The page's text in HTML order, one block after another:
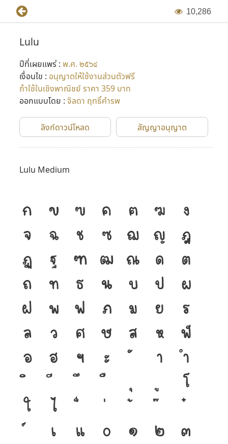
10,286
Lulu
ปีที่เผยแพร่ : พ.ศ. ๒๕๖๔
เงื่อนไข : อนุญาตให้ใช้งานส่วนตัวฟรี
ถ้าใช้ในเชิงพาณิชย์ ราคา 359 บาท
ออกแบบโดย : จิลดา ฤทธิ์คำรพ
ลิงก์ดาวน์โหลด สัญญาอนุญาต
Lulu Medium
ก ข ฃ ค ฅ ฆ
ง
จ
ฉ ช ซ ฌ ญ
ฎ
ฏ
ฐ ฑ ฒ ณ ด
ต
ถ
ท ธ น บ ป
ผ
ฝ
พ ฟ ภ ม ย
ร
ล
ว ศ ษ ส ห
ฬ
อ
ฮ ฯ ะ า
ำ
โ
ใ
ไ
เ
แ ๐ ๑ ๒
๓